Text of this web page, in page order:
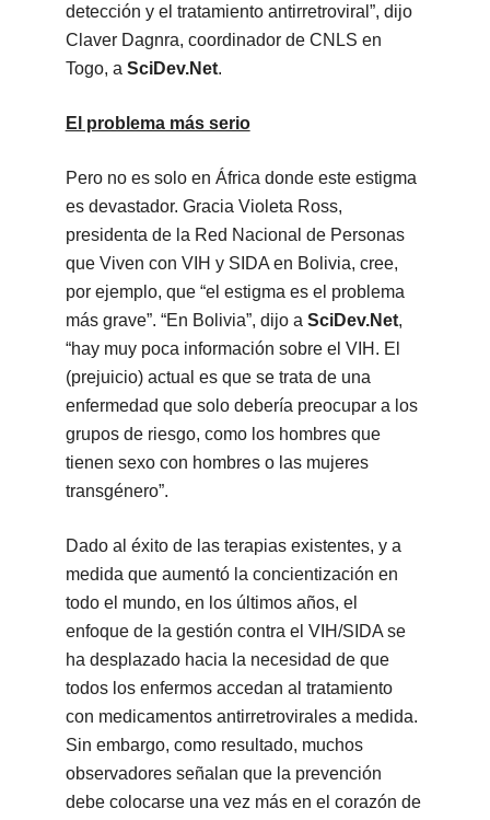
detección y el tratamiento antirretroviral”, dijo
Claver Dagnra, coordinador de CNLS en
Togo, a SciDev.Net.
El problema más serio
Pero no es solo en África donde este estigma
es devastador. Gracia Violeta Ross,
presidenta de la Red Nacional de Personas
que Viven con VIH y SIDA en Bolivia, cree,
por ejemplo, que “el estigma es el problema
más grave”. “En Bolivia”, dijo a SciDev.Net,
“hay muy poca información sobre el VIH. El
(prejuicio) actual es que se trata de una
enfermedad que solo debería preocupar a los
grupos de riesgo, como los hombres que
tienen sexo con hombres o las mujeres
transgénero”.
Dado al éxito de las terapias existentes, y a
medida que aumentó la concientización en
todo el mundo, en los últimos años, el
enfoque de la gestión contra el VIH/SIDA se
ha desplazado hacia la necesidad de que
todos los enfermos accedan al tratamiento
con medicamentos antirretrovirales a medida.
Sin embargo, como resultado, muchos
observadores señalan que la prevención
debe colocarse una vez más en el corazón de